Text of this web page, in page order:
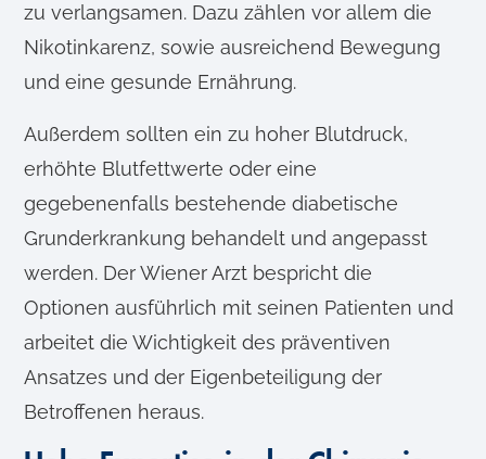
zu verlangsamen. Dazu zählen vor allem die
Nikotinkarenz, sowie ausreichend Bewegung
und eine gesunde Ernährung.
Außerdem sollten ein zu hoher Blutdruck,
erhöhte Blutfettwerte oder eine
gegebenenfalls bestehende diabetische
Grunderkrankung behandelt und angepasst
werden. Der Wiener Arzt bespricht die
Optionen ausführlich mit seinen Patienten und
arbeitet die Wichtigkeit des präventiven
Ansatzes und der Eigenbeteiligung der
Betroffenen heraus.